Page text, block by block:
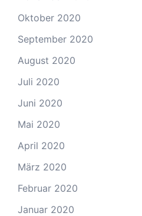
Oktober 2020
September 2020
August 2020
Juli 2020
Juni 2020
Mai 2020
April 2020
März 2020
Februar 2020
Januar 2020